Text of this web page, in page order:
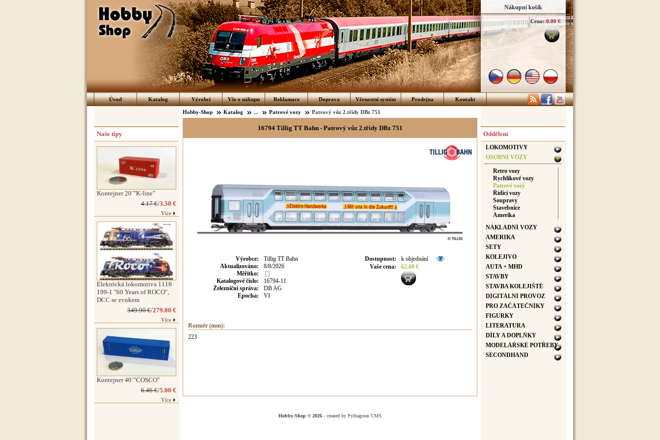
Nákupní košík
Cena: 0.00 €
Úvod Katalog Výrobci Vše o nákupu Reklamace Doprava Věrnostní systém Prodejna Kontakt
Hobby-Shop Katalog ... Patrové vozy Patrový vůz 2.třídy DBz 751
16794 Tillig TT Bahn - Patrový vůz 2.třídy DBz 751
Výrobce:
Tillig TT Bahn
Aktualizováno:
8/8/2026
Měřítko:
TT
Katalogové číslo:
16794-11
Železniční správa:
DB AG
Epocha:
VI
Dostupnost:
k objednání
Vaše cena: 62.69 €
Rozměr (mm):
223
Naše tipy
Kontejner 20´"K-line"
4.17 €/3.50 €
Více
Elektrická lokomotiva 1116
199-1 "60 Years of ROCO",
DCC se zvukem
349.90 €/279.00 €
Více
Kontejner 40´"COSCO"
6.46 €/5.00 €
Více
Oddělení
LOKOMOTIVY
OSOBNÍ VOZY
Retro vozy
Rychlíkové vozy
Patrové vozy
Řídící vozy
Soupravy
Stavebnice
Amerika
NÁKLADNÍ VOZY
AMERIKA
SETY
KOLEJIVO
AUTA + MHD
STAVBY
STAVBA KOLEJIŠTĚ
DIGITÁLNÍ PROVOZ
PRO ZAČÁTEČNÍKY
FIGURKY
LITERATURA
DÍLY A DOPLŇKY
MODELÁŘSKÉ POTŘEBY
SECONDHAND
Hobby-Shop © 2026 - created by Pythagoras CMS